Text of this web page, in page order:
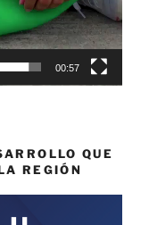
00:57
QUE
REGIÓN